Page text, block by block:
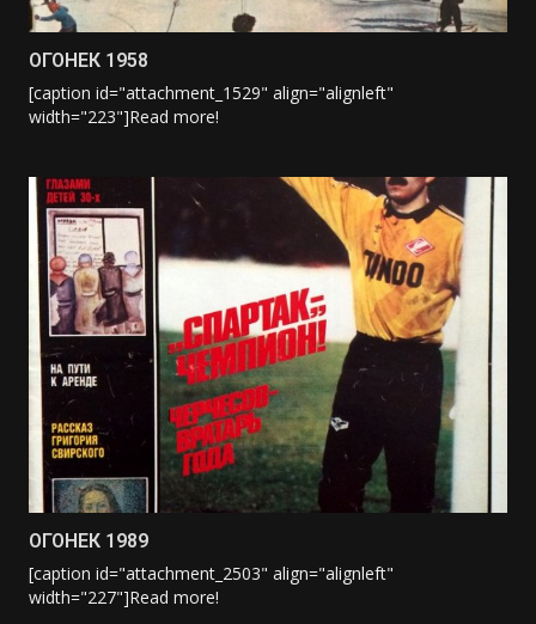
ОГОНЕК 1958
[caption id="attachment_1529" align="alignleft"
width="223"]Read more!
ОГОНЕК 1989
[caption id="attachment_2503" align="alignleft"
width="227"]Read more!